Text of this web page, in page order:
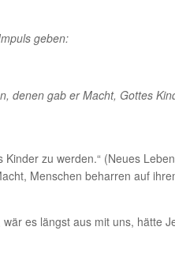
geben:
denen gab er Macht, Gottes
zu werden.“ (Neues
Menschen beharren auf
es längst aus mit uns, hätte